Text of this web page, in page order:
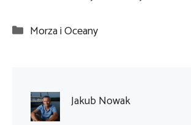
Kategorie
Morza i Oceany
Jakub Nowak